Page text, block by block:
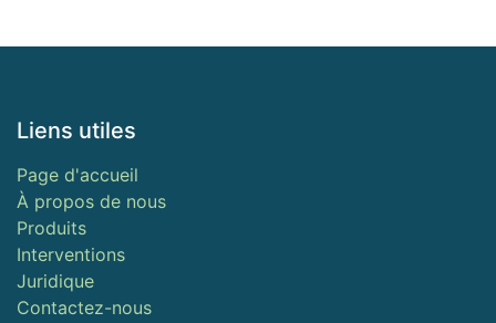
Liens utiles
Page d'accueil
À propos de nous
Produits
Interventions
Juridique
Contactez-nous